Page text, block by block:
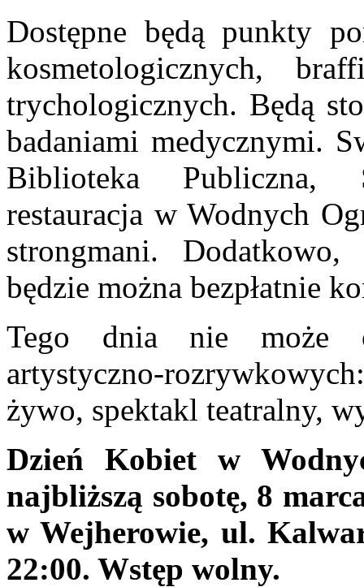
Dostępne będą punkty
kosmetologicznych,
trychologicznych. Będą
badaniami medycznymi.
Biblioteka Publiczna,
restauracja w Wodnych
strongmani.
będzie można bezpłatnie
Tego dnia nie może
artystyczno-
żywo, spektakl teatralny,
Dzień Kobiet w
najbliższą sobotę, 8
w Wejherowie, ul.
22:00. Wstęp wolny.